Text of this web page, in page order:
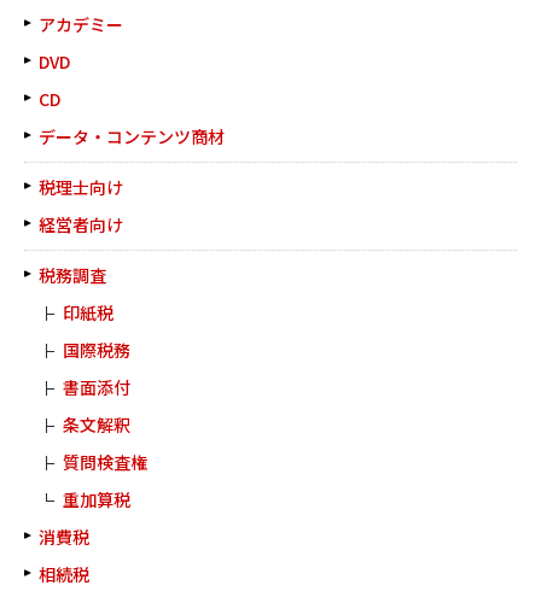
アカデミー
DVD
CD
データ・コンテンツ商材
税理士向け
経営者向け
税務調査
印紙税
国際税務
書面添付
条文解釈
質問検査権
重加算税
消費税
相続税